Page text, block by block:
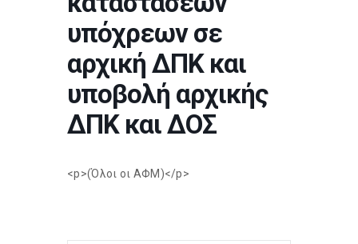
υπόχρεων σε
αρχική ΔΠΚ και
υποβολή αρχικής
ΔΠΚ και ΔΟΣ
<p>(Όλοι οι ΑΦΜ)</p>